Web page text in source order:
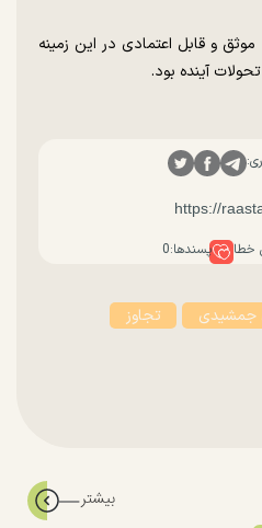
و قابل اعتمادی در این زمینه
آینده بود.
خطا پسندها:0
جمشیدی تجاوز